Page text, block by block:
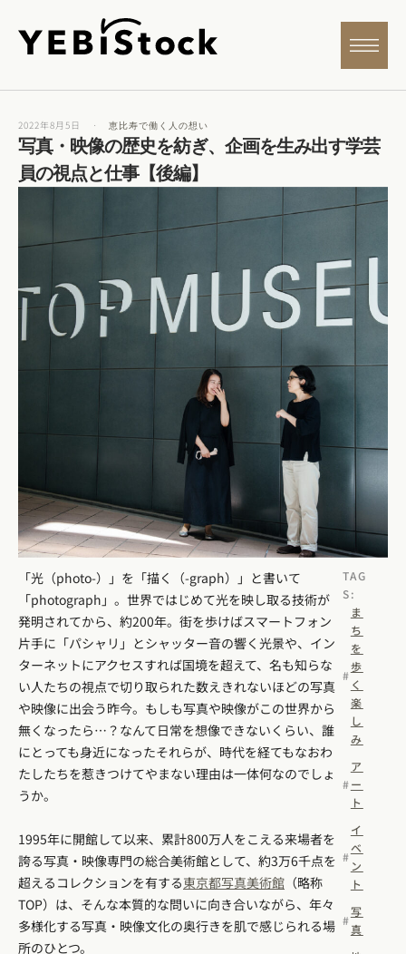
2022年8月5日 · 恵比寿で働く人の想い
写真・映像の歴史を紡ぎ、企画を生み出す学芸
員の視点と仕事【後編】
「光（photo-）」を「描く（-graph）」と書いて
「photograph」。世界ではじめて光を映し取る技術が
発明されてから、約200年。街を歩けばスマートフォン
片手に「パシャリ」とシャッター音の響く光景や、イン
ターネットにアクセスすれば国境を超えて、名も知らな
い人たちの視点で切り取られた数えきれないほどの写真
や映像に出会う昨今。もしも写真や映像がこの世界から
無くなったら…？なんて日常を想像できないくらい、誰
にとっても身近になったそれらが、時代を経てもなおわ
たしたちを惹きつけてやまない理由は一体何なのでしょ
うか。
1995年に開館して以来、累計800万人をこえる来場者を
誇る写真・映像専門の総合美術館として、約3万6千点を
超えるコレクションを有する東京都写真美術館 （略称
TOP）は、そんな本質的な問いに向き合いながら、年々
多様化する写真・映像文化の奥行きを肌で感じられる場
所のひとつ。
TAG
S:
ま
ち
を
歩
く
楽
し
み
ア
ー
ト
イ
ベ
ン
ト
写
真